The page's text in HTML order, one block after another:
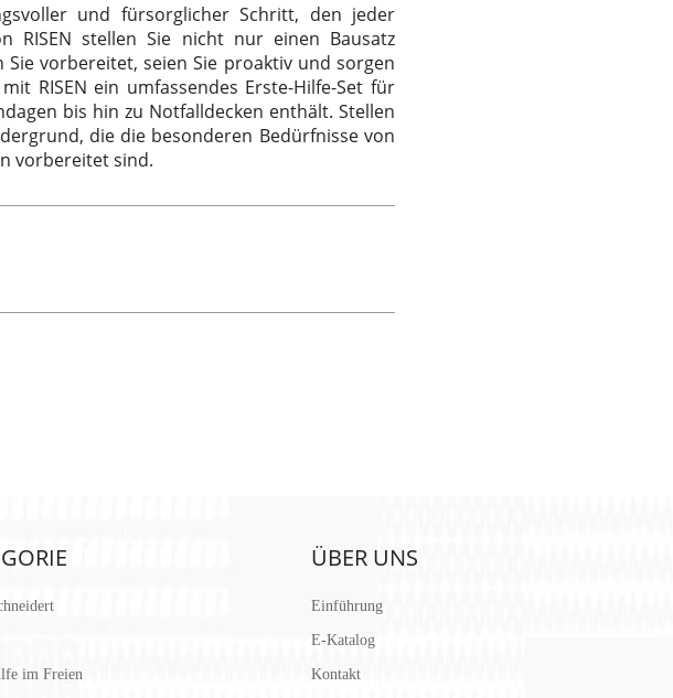
und fürsorglicher Schritt, den jeder
RISEN stellen Sie nicht nur einen Bausatz
vorbereitet, seien Sie proaktiv und sorgen
RISEN ein umfassendes Erste-Hilfe-Set für
bis hin zu Notfalldecken enthält. Stellen
die die besonderen Bedürfnisse von
vorbereitet sind.
im Freien
ÜBER UNS
Einführung
E-Katalog
Kontakt